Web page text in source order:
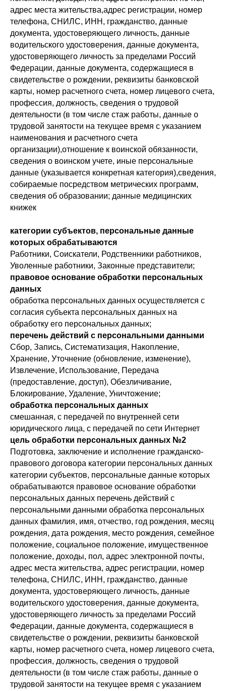
адрес места жительства,адрес регистрации, номер
телефона, СНИЛС, ИНН, гражданство, данные
документа, удостоверяющего личность, данные
водительского удостоверения, данные документа,
удостоверяющего личность за пределами Россий
Федерации, данные документа, содержащиеся в
свидетельстве о рождении, реквизиты банковской
карты, номер расчетного счета, номер лицевого счета,
профессия, должность, сведения о трудовой
деятельности (в том числе стаж работы, данные о
трудовой занятости на текущее время с указанием
наименования и расчетного счета
организации),отношение к воинской обязанности,
сведения о воинском учете, иные персональные
данные (указывается конкретная категория),сведения,
собираемые посредством метрических программ,
сведения об образовании; данные медицинских
книжек
категории субъектов, персональные данные
которых обрабатываются
Работники, Соискатели, Родственники работников,
Уволенные работники, Законные представители;
правовое основание обработки персональных
данных
обработка персональных данных осуществляется с
согласия субъекта персональных данных на
обработку его персональных данных;
перечень действий с персональными данными
Сбор, Запись, Систематизация, Накопление,
Хранение, Уточнение (обновление, изменение),
Извлечение, Использование, Передача
(предоставление, доступ), Обезличивание,
Блокирование, Удаление, Уничтожение;
обработка персональных данных
смешанная, с передачей по внутренней сети
юридического лица, с передачей по сети Интернет
цель обработки персональных данных №2
Подготовка, заключение и исполнение гражданско-
правового договора категории персональных данных
категории субъектов, персональные данные которых
обрабатываются правовое основание обработки
персональных данных перечень действий с
персональными данными обработка персональных
данных фамилия, имя, отчество, год рождения, месяц
рождения, дата рождения, место рождения, семейное
положение, социальное положение, имущественное
положение, доходы, пол, адрес электронной почты,
адрес места жительства, адрес регистрации, номер
телефона, СНИЛС, ИНН, гражданство, данные
документа, удостоверяющего личность, данные
водительского удостоверения, данные документа,
удостоверяющего личность за пределами Россий
Федерации, данные документа, содержащиеся в
свидетельстве о рождении, реквизиты банковской
карты, номер расчетного счета, номер лицевого счета,
профессия, должность, сведения о трудовой
деятельности (в том числе стаж работы, данные о
трудовой занятости на текущее время с указанием